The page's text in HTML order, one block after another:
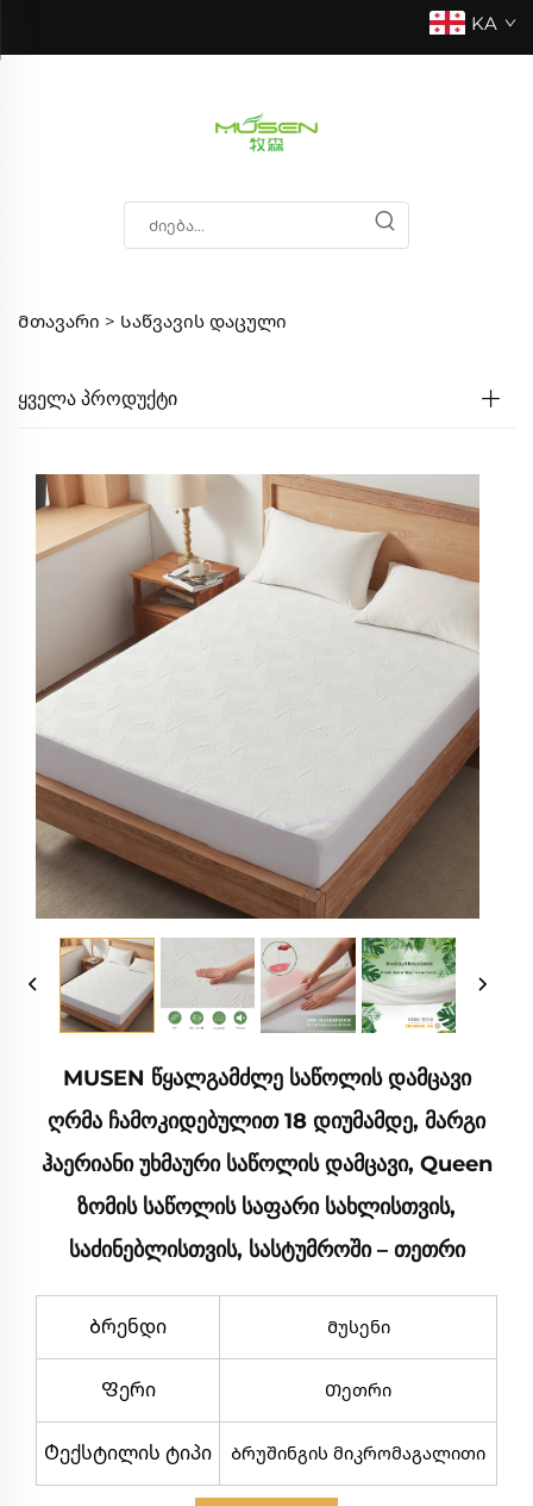
KA
Მთავარი > Საწვავის დაცული
ᲧᲕᲔᲚᲐ ᲞᲠᲝᲓᲣᲥᲢᲘ
MUSEN Წყალგამძლე Საწოლის Დამცავი
Ღრმა Ჩამოკიდებულით 18 Დიუმამდე, Მარგი
Ჰაერიანი Უხმაური Საწოლის Დამცავი, Queen
Ზომის Საწოლის Საფარი Სახლისთვის,
Საძინებლისთვის, Სასტუმროში – Თეთრი
Ბრენდი Მუსენი
Ფერი Თეთრი
Ტექსტილის ტიპი Ბრუშინგის მიკრომაგალითი